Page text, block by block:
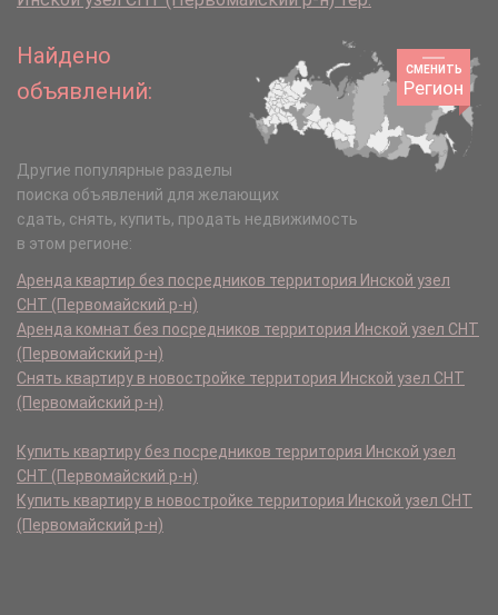
СМЕНИТЬ
Регион
Найдено
объявлений:
Другие популярные разделы
поиска объявлений для желающих
сдать, снять, купить, продать недвижимость
в этом регионе:
Аренда квартир без посредников территория Инской узел
СНТ (Первомайский р-н)
Аренда комнат без посредников территория Инской узел СНТ
(Первомайский р-н)
Снять квартиру в новостройке территория Инской узел СНТ
(Первомайский р-н)
Купить квартиру без посредников территория Инской узел
СНТ (Первомайский р-н)
Купить квартиру в новостройке территория Инской узел СНТ
(Первомайский р-н)